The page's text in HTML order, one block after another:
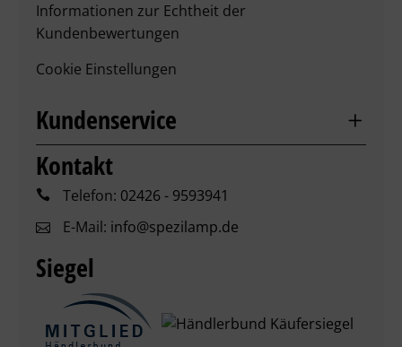
Informationen zur Echtheit der
Kundenbewertungen
Cookie Einstellungen
Kundenservice
Kontakt
Telefon: 02426 - 9593941
E-Mail: info@spezilamp.de
Siegel